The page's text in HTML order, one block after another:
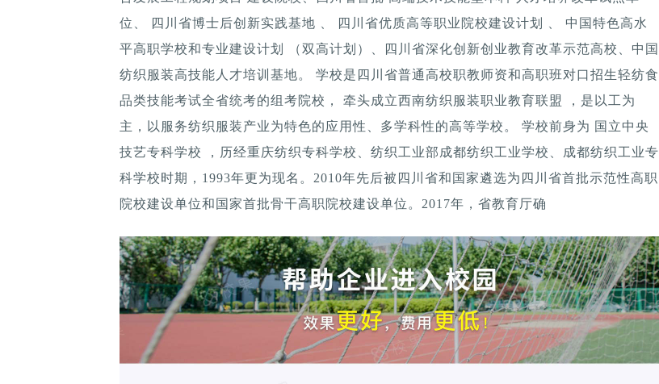
位、 四川省博士后创新实践基地 、 四川省优质高等职业院校建设计划 、 中国特色高水
平高职学校和专业建设计划 （双高计划）、四川省深化创新创业教育改革示范高校、中国
纺织服装高技能人才培训基地。 学校是四川省普通高校职教师资和高职班对口招生轻纺食
品类技能考试全省统考的组考院校， 牵头成立西南纺织服装职业教育联盟 ，是以工为
主，以服务纺织服装产业为特色的应用性、多学科性的高等学校。 学校前身为 国立中央
技艺专科学校 ，历经重庆纺织专科学校、纺织工业部成都纺织工业学校、成都纺织工业专
科学校时期，1993年更为现名。2010年先后被四川省和国家遴选为四川省首批示范性高职
院校建设单位和国家首批骨干高职院校建设单位。2017年，省教育厅确